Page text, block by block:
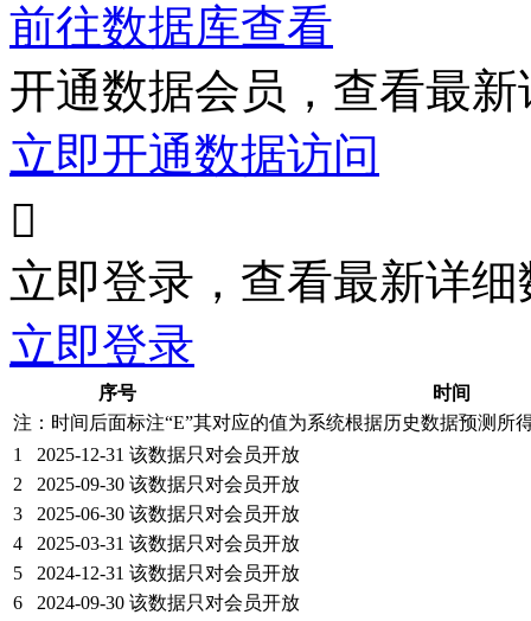
前往数据库查看
开通数据会员，查看最
立即开通数据访问

立即登录，查看最新详细
立即登录
序号
时间
注：时间后面标注“E”其对应的值为系统根据历史数据预测所
1
2025-12-31 该数据只对会员开放
2
2025-09-30 该数据只对会员开放
3
2025-06-30 该数据只对会员开放
4
2025-03-31 该数据只对会员开放
5
2024-12-31 该数据只对会员开放
6
2024-09-30 该数据只对会员开放